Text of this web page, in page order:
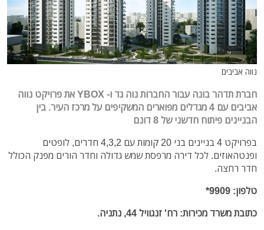
נווה אביבים
חברת תדהר בונה עבור החברות נוה גד ו- YBOX את פרויקט נווה
אביבים עם 4 מגדלים מפוארים המשקיפים על מרכז העיר. בין
הבניינים פיתוח חדשני של 8 דונם
בפרויקט 4 בניינים בני 20 קומות עם 4,3,2 חדרים, לופטים
ופנטהאוזים. לכל דירה מרפסת שמש גדולה וחדר הורים מפנק הכולל
חדר רחצה.
טלפון: 9909*
כתובת משרד מכירות: רח' זנגוויל 44, נתניה.